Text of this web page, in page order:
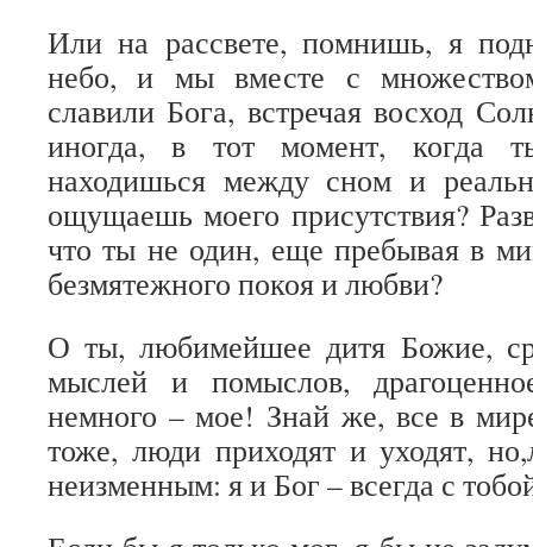
Или на рассвете, помнишь, я
небо, и мы вместе с
славили Бога, встречая восход
иногда, в тот момент, когда
находишься между сном и
ощущаешь моего присутствия?
что ты не один, еще пребывая в
безмятежного покоя и любви?
О ты, любимейшее дитя Божие,
мыслей и помыслов,
немного – мое! Знай же, все в
тоже, люди приходят и уходят,
неизменным: я и Бог – всегда с